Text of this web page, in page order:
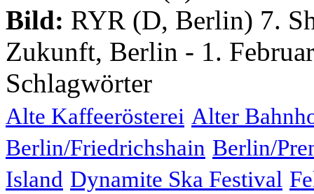
Bild: RYR (D, Berlin) 7.
Zukunft, Berlin - 1.
Schlagwörter
Alte Kaffeerösterei Alter
Berlin/Friedrichshain Berlin/
Island Dynamite Ska Festival